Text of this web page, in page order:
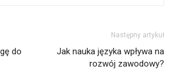
do
Następny artykuł
Jak nauka języka wpływa na
rozwój zawodowy?